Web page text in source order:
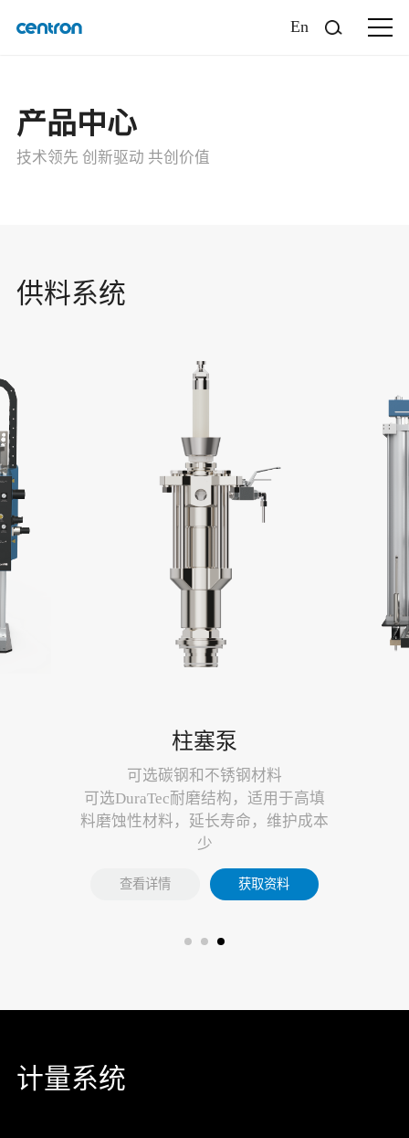
En
产品中心
技术领先 创新驱动 共创价值
供料系统
柱塞泵
可选碳钢和不锈钢材料
可选DuraTec耐磨结构，适用于高填
料磨蚀性材料，延长寿命，维护成本
少
查看详情 获取资料
计量系统